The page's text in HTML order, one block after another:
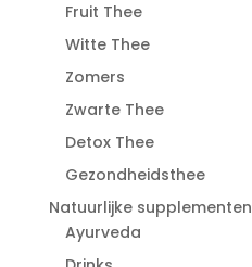
Fruit Thee
Witte Thee
Zomers
Zwarte Thee
Detox Thee
Gezondheidsthee
Natuurlijke supplementen
Ayurveda